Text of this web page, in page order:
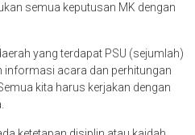
semua keputusan MK dengan
yang terdapat PSU (sejumlah)
informasi acara dan perhitungan
kita harus kerjakan dengan